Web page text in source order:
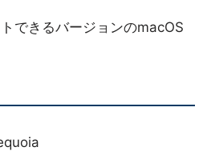
できるバージョンのmacOS